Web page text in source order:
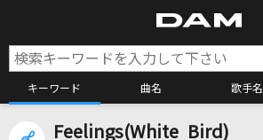
キーワード 曲名 歌手名
カラオケ検索
Feelings(White Bird)